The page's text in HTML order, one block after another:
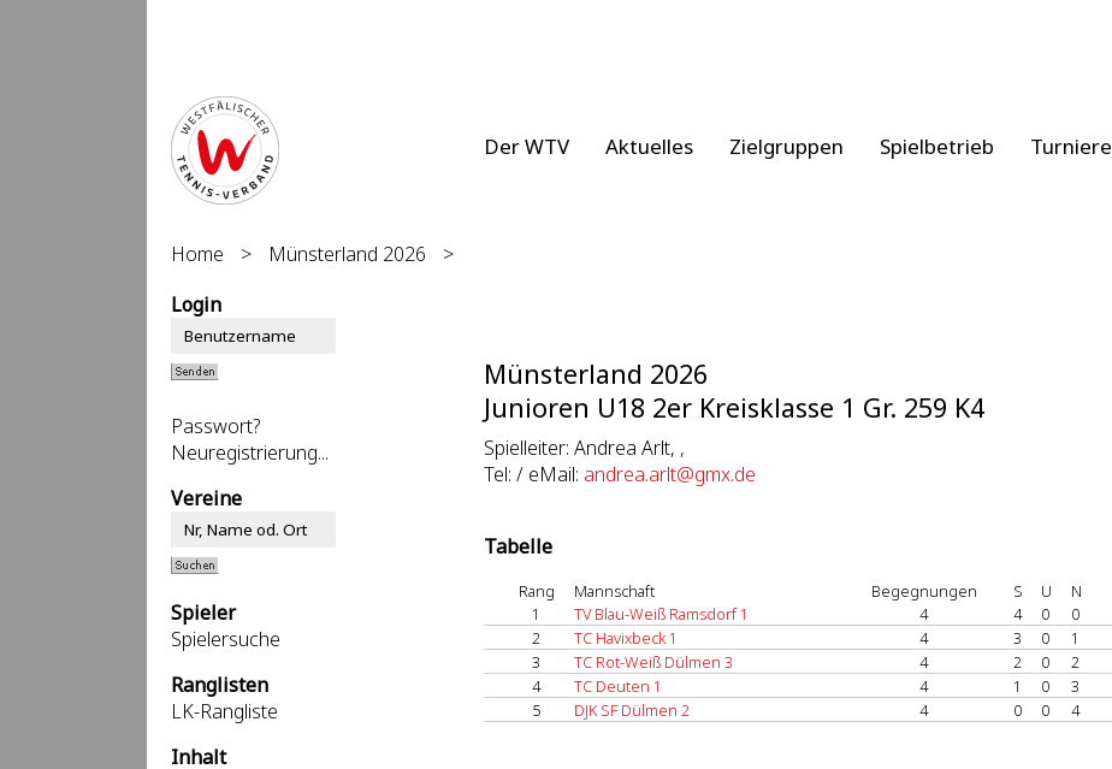
Der WTV Aktuelles Zielgruppen Spielbetrieb Turniere
Home > Münsterland 2026
>
Login
Passwort?
Neuregistrierung...
Vereine
Spieler
Spielersuche
Ranglisten
LK-Rangliste
Inhalt
Münsterland 2026
Junioren U18 2er Kreisklasse 1 Gr. 259 K4
Spielleiter: Andrea Arlt, ,
Tel: / eMail: andrea.arlt@gmx.de
Tabelle
Rang Mannschaft Begegnungen S U N
1
TV Blau-Weiß Ramsdorf 1 4 4 0 0
2
TC Havixbeck 1 4 3 0 1
3
TC Rot-Weiß Dülmen 3 4 2 0 2
4
TC Deuten 1 4 1 0 3
5
DJK SF Dülmen 2 4 0 0 4